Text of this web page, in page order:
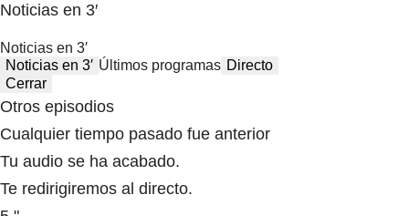
Noticias en 3′
Noticias en 3′
Noticias en 3′ Últimos programas Directo
Cerrar
Otros episodios
Cualquier tiempo pasado fue anterior
Tu audio se ha acabado.
Te redirigiremos al directo.